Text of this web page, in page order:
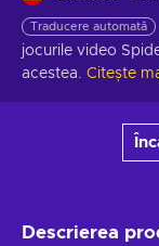
Traducere automată
jocurile video
acestea.
Citește
Descrierea